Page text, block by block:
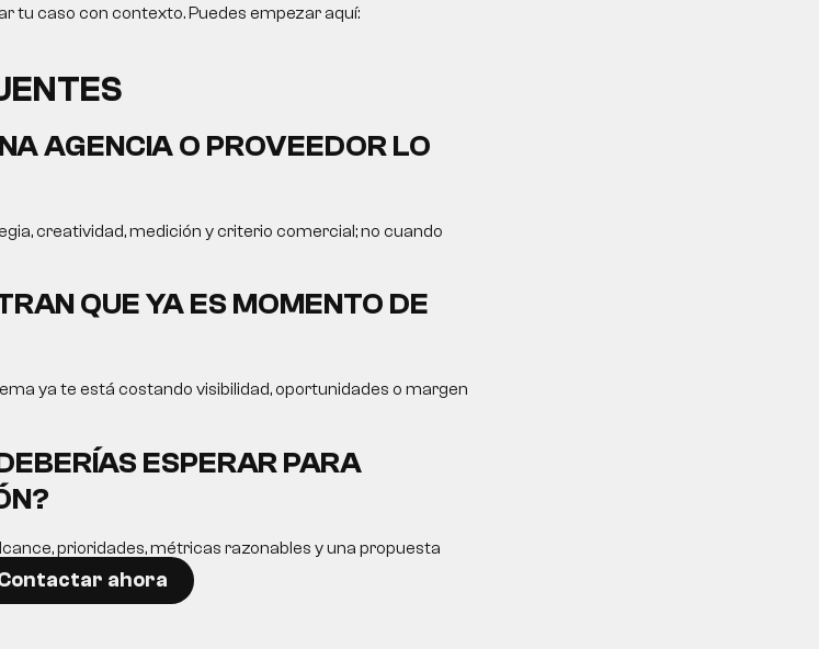
tu caso con contexto. Puedes empezar aquí:
AGENCIA O PROVEEDOR LO
creatividad, medición y criterio comercial; no cuando
QUE YA ES MOMENTO DE
ya te está costando visibilidad, oportunidades o margen
ESPERAR PARA
prioridades, métricas razonables y una propuesta
ahora